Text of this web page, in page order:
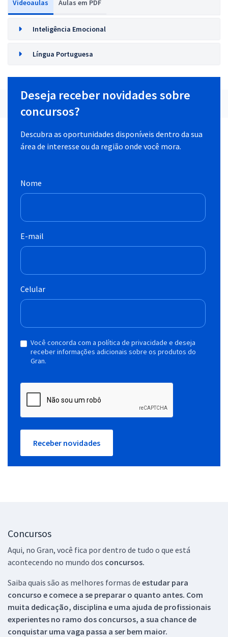
Videoaulas Aulas em PDF
Inteligência Emocional
Língua Portuguesa
Deseja receber novidades sobre
concursos?
Descubra as oportunidades disponíveis dentro da sua
área de interesse ou da região onde você mora.
Nome
E-mail
Celular
Você concorda com a política de privacidade e deseja
receber informações adicionais sobre os produtos do
Gran.
Receber novidades
Concursos
Aqui, no Gran, você fica por dentro de tudo o que está
acontecendo no mundo dos concursos.
Saiba quais são as melhores formas de estudar para
concurso e comece a se preparar o quanto antes. Com
muita dedicação, disciplina e uma ajuda de profissionais
experientes no ramo dos concursos, a sua chance de
conquistar uma vaga passa a ser bem maior.